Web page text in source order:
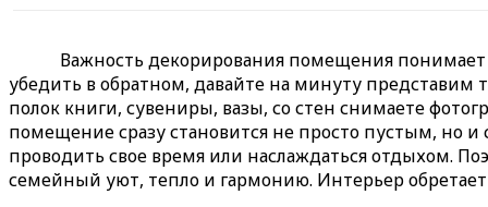
Важность декорирования помещения
убедить в обратном, давайте на минуту представим
полок книги, сувениры, вазы, со стен снимаете
помещение сразу становится не просто пустым, но
проводить свое время или наслаждаться отдыхом.
семейный уют, тепло и гармонию. Интерьер